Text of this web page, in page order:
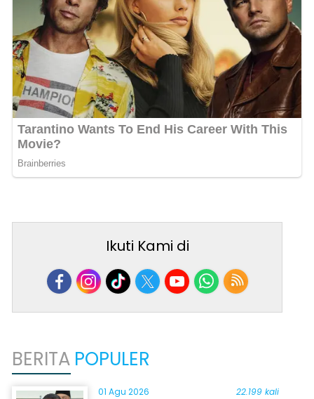
Ikuti Kami di
BERITA POPULER
01 Agu 2026 22.199 kali